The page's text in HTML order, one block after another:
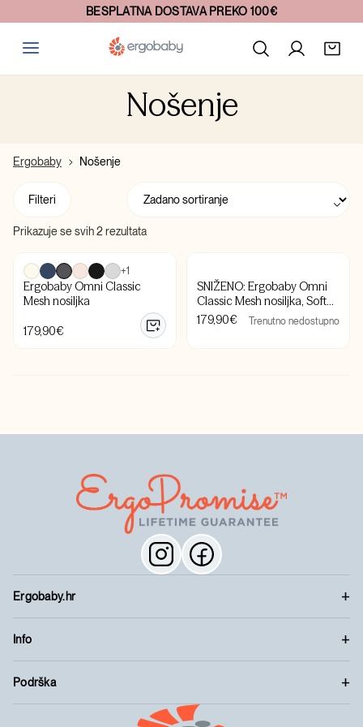
BESPLATNA DOSTAVA PREKO 100€
Nošenje
Ergobaby Nošenje
Filteri
Prikazuje se svih 2 rezultata
+1
Ergobaby Omni Classic
Mesh nosiljka
179,90€
SNIŽENO: Ergobaby Omni
Classic Mesh nosiljka, Soft
Olive - BEZ ORIGINALNE
AMBALAŽE
179,90€ Trenutno nedostupno
Ergobaby.hr
Info
Podrška